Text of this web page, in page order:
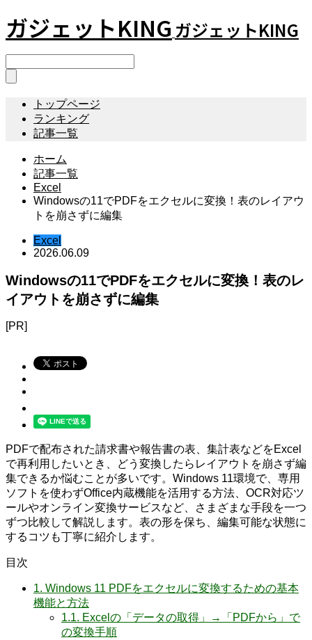
ガジェットKING ガジェットKING
トップページ
ランキング
記事一覧
ホーム
記事一覧
Excel
Windowsの11でPDFをエクセルに変換！表のレイアウ
トを崩さずに編集
Excel
2026.06.09
Windowsの11でPDFをエクセルに変換！表のレ
イアウトを崩さずに編集
[PR]
PDFで配布された請求書や報告書の表、集計表などをExcel
で再利用したいとき、どう変換したらレイアウトを崩さず編
集できるか悩むことが多いです。Windows 11環境で、専用
ソフトを使わずOffice内蔵機能を活用する方法、OCR対応ツ
ールやオンライン変換サービスなど、さまざまな手段を一つ
ずつ比較して解説します。表の形を保ち、編集可能な状態に
するコツも丁寧に紹介します。
目次
1. Windows 11 PDFをエクセルに変換するための基本
機能と方法
1.1. Excelの「データの取得」→「PDFから」で
の変換手順